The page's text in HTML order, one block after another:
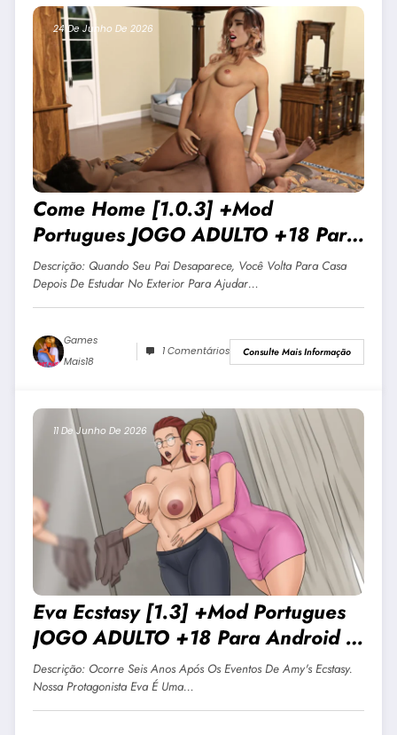
24 De Junho De 2026
Come Home [1.0.3] +Mod
Portugues JOGO ADULTO +18 Para
Android E PC
Descrição: Quando Seu Pai Desaparece, Você Volta Para Casa
Depois De Estudar No Exterior Para Ajudar…
Games
Mais18
1 Comentários Consulte Mais Informação
11 De Junho De 2026
Eva Ecstasy [1.3] +Mod Portugues
JOGO ADULTO +18 Para Android E
PC
Descrição: Ocorre Seis Anos Após Os Eventos De Amy's Ecstasy.
Nossa Protagonista Eva É Uma…